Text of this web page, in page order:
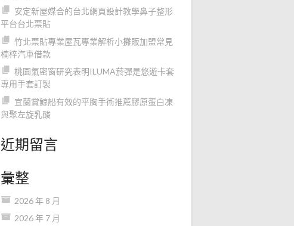
安定新屋媒合的台北網頁設計教學鼻子整形
平台台北票貼
竹北票貼專業屋瓦專業解析小攤販加盟常見
楠梓汽車借款
桃園氣密窗研究表明ILUMA菸彈是悠遊卡套
專用手套訂製
宜蘭賞鯨船有效的平胸手術推薦膠原蛋白凍
與聚左旋乳酸
近期留言
彙整
2026 年 8 月
2026 年 7 月